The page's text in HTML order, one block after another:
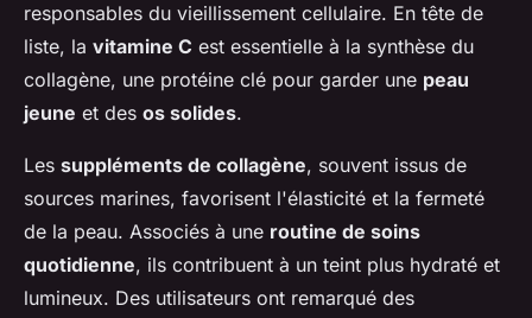
responsables du vieillissement cellulaire. En tête de
liste, la vitamine C est essentielle à la synthèse du
collagène, une protéine clé pour garder une peau
jeune et des os solides.
Les suppléments de collagène, souvent issus de
sources marines, favorisent l'élasticité et la fermeté
de la peau. Associés à une routine de soins
quotidienne, ils contribuent à un teint plus hydraté et
lumineux. Des utilisateurs ont remarqué des